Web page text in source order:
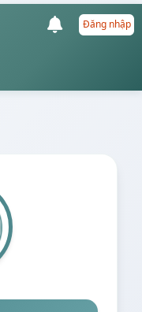
Đăng nhập